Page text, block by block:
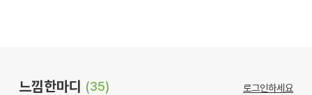
느낌한마디 (35) 로그인하세요